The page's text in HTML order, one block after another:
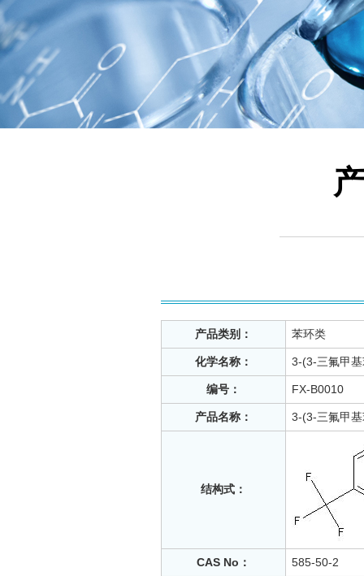
产品类别： 苯环类
化学名称： 3-(3-三氟甲
编号： FX-B0010
产品名称： 3-(3-三氟甲
结构式：
CAS No： 585-50-2